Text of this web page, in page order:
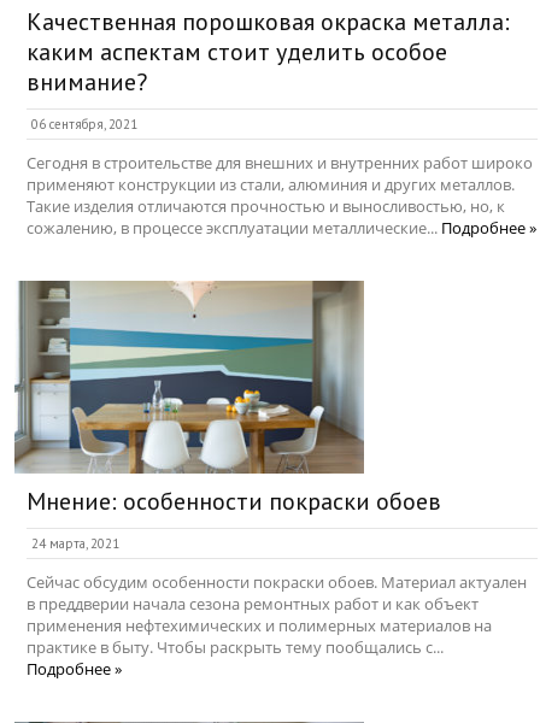
Качественная порошковая окраска металла:
каким аспектам стоит уделить особое
внимание?
06 сентября, 2021
Сегодня в строительстве для внешних и внутренних работ широко
применяют конструкции из стали, алюминия и других металлов.
Такие изделия отличаются прочностью и выносливостью, но, к
сожалению, в процессе эксплуатации металлические... Подробнее »
Мнение: особенности покраски обоев
24 марта, 2021
Сейчас обсудим особенности покраски обоев. Материал актуален
в преддверии начала сезона ремонтных работ и как объект
применения нефтехимических и полимерных материалов на
практике в быту. Чтобы раскрыть тему пообщались с...
Подробнее »